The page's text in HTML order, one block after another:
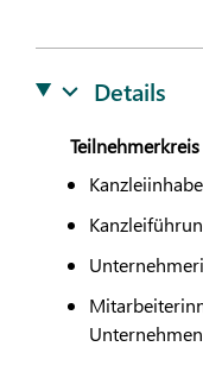
Details
Teilnehmerkreis
Unternehmen